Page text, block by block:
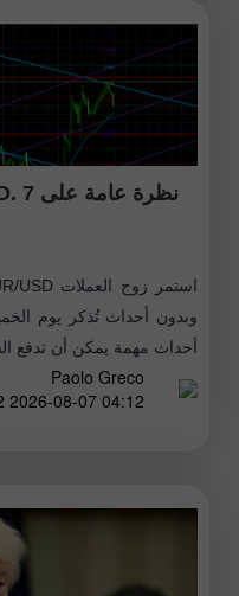
وبدون أحداث تُذكر يوم
أحداث مهمة يمكن أن تدفع
Paolo Greco
04:12 2026-08-07 UTC+2